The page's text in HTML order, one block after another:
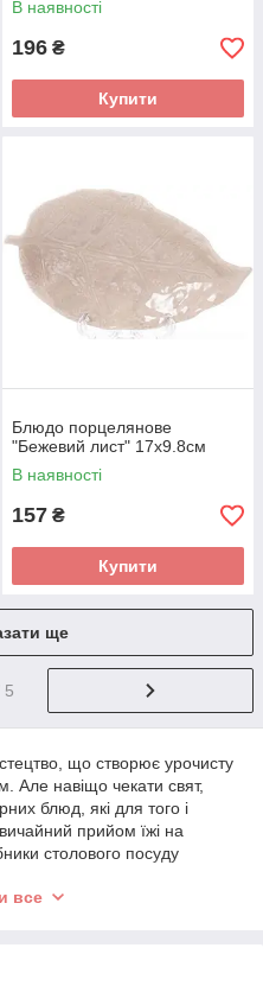
В наявності
196 ₴
Купити
Блюдо порцелянове
"Бежевий лист" 17х9.8см
В наявності
157 ₴
Купити
ще
5
що створює урочисту
Але навіщо чекати свят,
блюд, які для того і
прийом їжі на
столового посуду
виконавши в будь-якому
все